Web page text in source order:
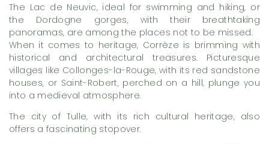
The Lac de Neuvic, ideal for swimming and hiking, or
the Dordogne gorges, with their breathtaking
panoramas, are among the places not to be missed.
When it comes to heritage, Corrèze is brimming with
historical and architectural treasures. Picturesque
villages like Collonges-la-Rouge, with its red sandstone
houses, or Saint-Robert, perched on a hill, plunge you
into a medieval atmosphere.
The city of Tulle, with its rich cultural heritage, also
offers a fascinating stopover.